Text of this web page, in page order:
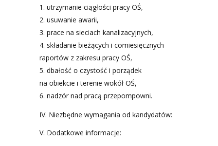
utrzymanie ciągłości pracy OŚ,
usuwanie awarii,
prace na sieciach kanalizacyjnych,
składanie bieżących i comiesięcznych
raportów z zakresu pracy OŚ,
dbałość o czystość i porządek
na obiekcie i terenie wokół OŚ,
nadzór nad pracą przepompowni.
IV. Niezbędne wymagania od kandydatów:
V. Dodatkowe informacje: